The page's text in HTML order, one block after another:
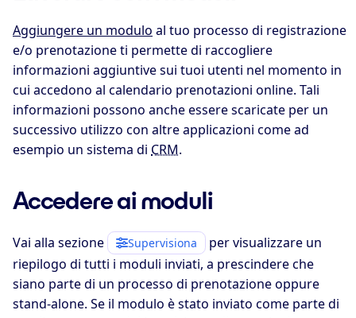
Aggiungere un modulo al tuo processo di registrazione
e/o prenotazione ti permette di raccogliere
informazioni aggiuntive sui tuoi utenti nel momento in
cui accedono al calendario prenotazioni online. Tali
informazioni possono anche essere scaricate per un
successivo utilizzo con altre applicazioni come ad
esempio un sistema di CRM.
Accedere ai moduli
Vai alla sezione Supervisiona
per visualizzare un
riepilogo di tutti i moduli inviati, a prescindere che
siano parte di un processo di prenotazione oppure
stand-alone. Se il modulo è stato inviato come parte di